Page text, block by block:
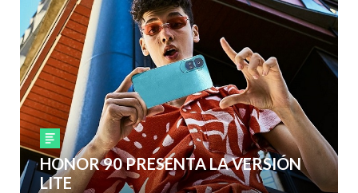
Smartphones
HONOR 90 PRESENTA LA VERSIÓN
LITE